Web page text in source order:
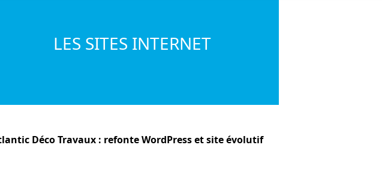
LES SITES INTERNET
Déco Travaux : refonte WordPress et site évolutif